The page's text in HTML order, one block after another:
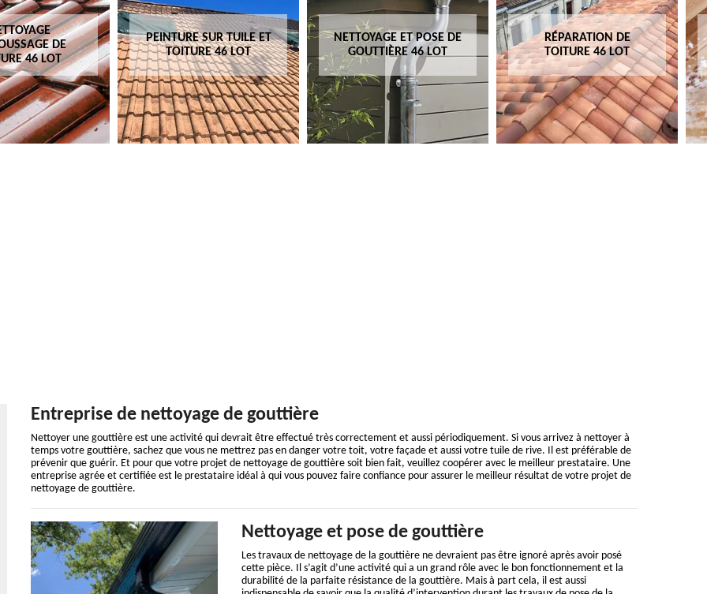
DE
46 LOT
PEINTURE SUR TUILE ET
TOITURE 46 LOT
NETTOYAGE ET POSE DE
GOUTTIÈRE 46 LOT
RÉPARATION DE
TOITURE 46 LOT
Entreprise de nettoyage de gouttière
Nettoyer une gouttière est une activité qui devrait être effectué très correctement et aussi périodiquement. Si vous arrivez à nettoyer à
temps votre gouttière, sachez que vous ne mettrez pas en danger votre toit, votre façade et aussi votre tuile de rive. Il est préférable de
prévenir que guérir. Et pour que votre projet de nettoyage de gouttière soit bien fait, veuillez coopérer avec le meilleur prestataire. Une
entreprise agrée et certifiée est le prestataire idéal à qui vous pouvez faire confiance pour assurer le meilleur résultat de votre projet de
nettoyage de gouttière.
Nettoyage et pose de gouttière
Les travaux de nettoyage de la gouttière ne devraient pas être ignoré après avoir posé
cette pièce. Il s’agit d’une activité qui a un grand rôle avec le bon fonctionnement et la
durabilité de la parfaite résistance de la gouttière. Mais à part cela, il est aussi